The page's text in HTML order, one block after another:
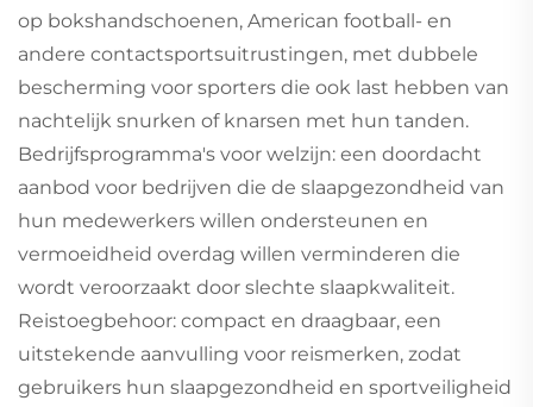
op bokshandschoenen, American football- en
andere contactsportsuitrustingen, met dubbele
bescherming voor sporters die ook last hebben van
nachtelijk snurken of knarsen met hun tanden.
Bedrijfsprogramma's voor welzijn: een doordacht
aanbod voor bedrijven die de slaapgezondheid van
hun medewerkers willen ondersteunen en
vermoeidheid overdag willen verminderen die
wordt veroorzaakt door slechte slaapkwaliteit.
Reistoegbehoor: compact en draagbaar, een
uitstekende aanvulling voor reismerken, zodat
gebruikers hun slaapgezondheid en sportveiligheid